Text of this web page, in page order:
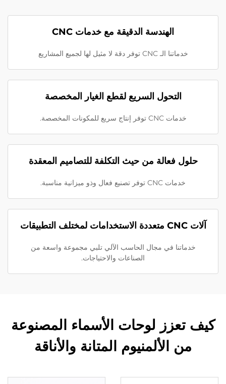
الهندسة الدقيقة مع خدمات CNC
خدماتنا الـ CNC توفر دقة لا مثيل لها لجميع المشاريع
التحول السريع لقطع الغيار المخصصة
خدمات CNC توفر إنتاج سريع للمكونات المخصصة.
حلول فعالة من حيث التكلفة للتصاميم المعقدة
خدمات CNC توفر تصنيع فعال وذو ميزانية مناسبة.
آلات CNC متعددة الاستخدامات لمختلف التطبيقات
خدماتنا في مجال الحاسب الآلي تلبي مجموعة واسعة من
الصناعات والاحتياجات.
كيف تعزز لوحات الأسماء المصنوعة
من الألمنيوم المتانة والأناقة